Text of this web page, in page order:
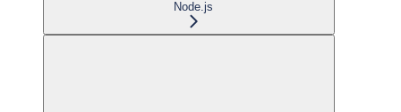
Node.js